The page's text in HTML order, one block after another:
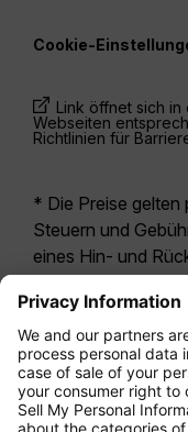
Cookie-
Link öffnet sich in
Webseiten
Richtlinien für
* Die Preise gelten
Steuern und
eines Hin- und
möglicherweise
Economy Class
sich i.d.R. um
Tarifoption. Es
für